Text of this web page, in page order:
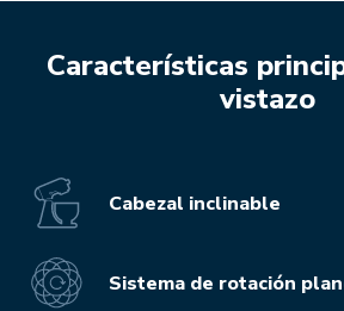
Características
vistazo
Cabezal inclinable
Sistema de rotación